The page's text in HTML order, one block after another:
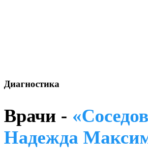
Диагностика
Врачи -
Надежда